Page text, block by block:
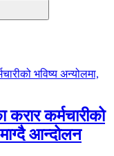
कर्मचारीको
आन्दोलन